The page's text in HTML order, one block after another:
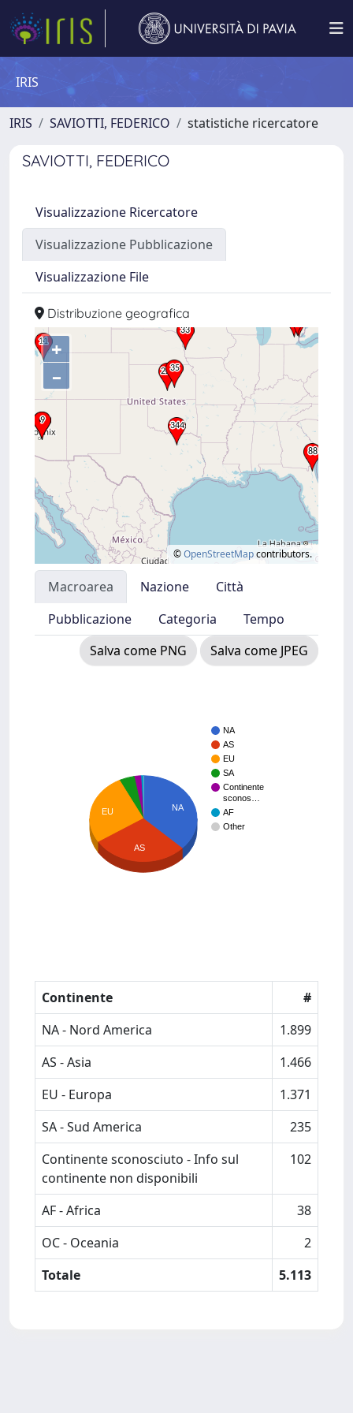
IRIS
IRIS SAVIOTTI, FEDERICO statistiche ricercatore
SAVIOTTI, FEDERICO
Visualizzazione Ricercatore
Visualizzazione Pubblicazione
Visualizzazione File
Distribuzione geografica
+
–
©OpenStreetMapcontributors.
Macroarea Nazione
Città
Pubblicazione
Categoria
Tempo
Salva come PNG
Salva come JPEG
NA
AS
EU
SA
Continente
sconos…
AF
Other
NA
EU
AS
Continente
#
NA - Nord America
1.899
AS - Asia
1.466
EU - Europa
1.371
SA - Sud America
235
Continente sconosciuto - Info sul
continente non disponibili
102
AF - Africa
38
OC - Oceania
2
Totale
5.113